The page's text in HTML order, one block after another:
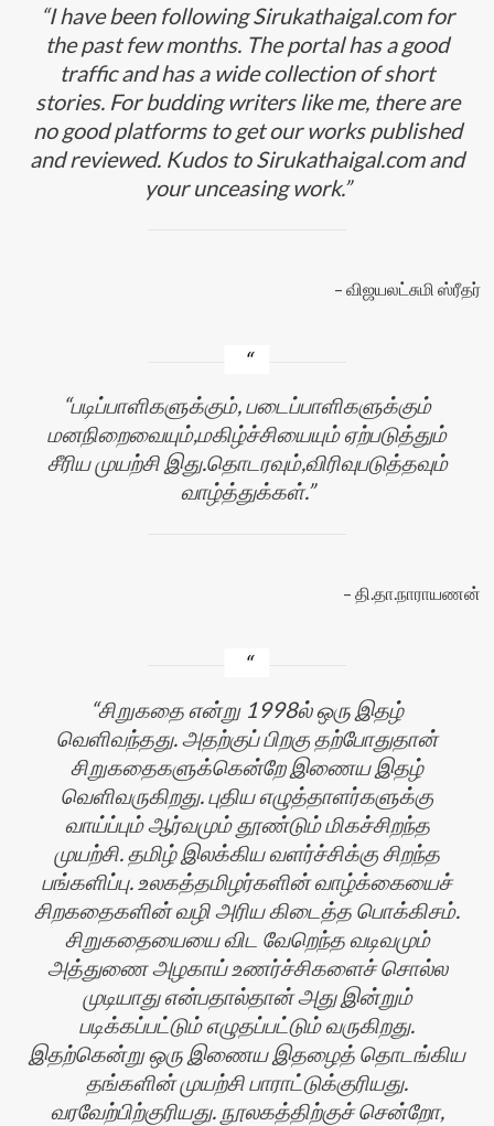
I have been following Sirukathaigal.com for
the past few months. The portal has a good
traffic and has a wide collection of short
stories. For budding writers like me, there are
no good platforms to get our works published
and reviewed. Kudos to Sirukathaigal.com and
your unceasing work.
விஜயலட்சுமி ஸ்ரீதர்
படிப்பாளிகளுக்கும், படைப்பாளிகளுக்கும்
மனநிறைவையும்,மகிழ்ச்சியையும் ஏற்படுத்தும்
சீரிய முயற்சி இது.தொடரவும்,விரிவுபடுத்தவும்
வாழ்த்துக்கள்.
தி.தா.நாராயணன்
சிறுகதை என்று 1998ல் ஒரு இதழ்
வெளிவந்தது. அதற்குப் பிறகு தற்போதுதான்
சிறுகதைகளுக்கென்றே இணைய இதழ்
வெளிவருகிறது. புதிய எழுத்தாளர்களுக்கு
வாய்ப்பும் ஆர்வமும் தூண்டும் மிகச்சிறந்த
முயற்சி. தமிழ் இலக்கிய வளர்ச்சிக்கு சிறந்த
பங்களிப்பு. உலகத்தமிழர்களின் வாழ்க்கையைச்
சிறகதைகளின் வழி அரிய கிடைத்த பொக்கிசம்.
சிறுகதையையை விட வேறெந்த வடிவமும்
அத்துணை அழகாய் உணர்ச்சிகளைச் சொல்ல
முடியாது என்பதால்தான் அது இன்றும்
படிக்கப்பட்டும் எழுதப்பட்டும் வருகிறது.
இதற்கென்று ஒரு இணைய இதழைத் தொடங்கிய
தங்களின் முயற்சி பாராட்டுக்குரியது.
வரவேற்பிற்குரியது. நூலகத்திற்குச் சென்றோ,